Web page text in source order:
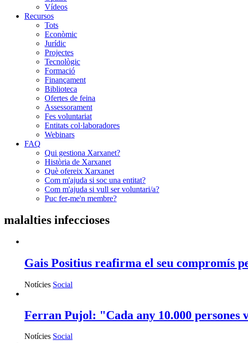
Vídeos
Recursos
Tots
Econòmic
Jurídic
Projectes
Tecnològic
Formació
Finançament
Biblioteca
Ofertes de feina
Assessorament
Fes voluntariat
Entitats col·laboradores
Webinars
FAQ
Qui gestiona Xarxanet?
Història de Xarxanet
Què ofereix Xarxanet
Com m'ajuda si soc una entitat?
Com m'ajuda si vull ser voluntari/a?
Puc fer-me'n membre?
malalties infeccioses
Gais Positius reafirma el seu compromís
Notícies Social
Ferran Pujol: "Cada any 10.000 persones
Notícies Social